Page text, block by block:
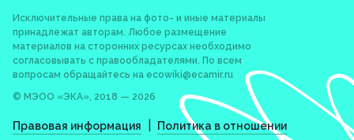
Исключительные права на фото- и иные материалы
принадлежат авторам. Любое размещение
материалов на сторонних ресурсах необходимо
согласовывать с правообладателями. По всем
вопросам обращайтесь на ecowiki@ecamir.ru
© МЭОО «ЭКА», 2018 — 2026
Правовая информация
Политика в отношении